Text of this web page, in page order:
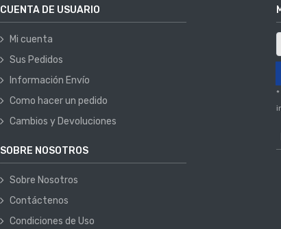
CUENTA DE USUARIO
Mi cuenta
Sus Pedidos
Información Envío
Como hacer un pedido
Cambios y Devoluciones
SOBRE NOSOTROS
Sobre Nosotros
Contáctenos
Condiciones de Uso
*